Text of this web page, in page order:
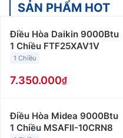
SẢN PHẨM HOT
Điều Hòa Daikin 9000Btu
1 Chiều FTF25XAV1V
1 Chiều
7.350.000
Điều Hòa Midea 9000Btu
1 Chiều MSAFII-10CRN8